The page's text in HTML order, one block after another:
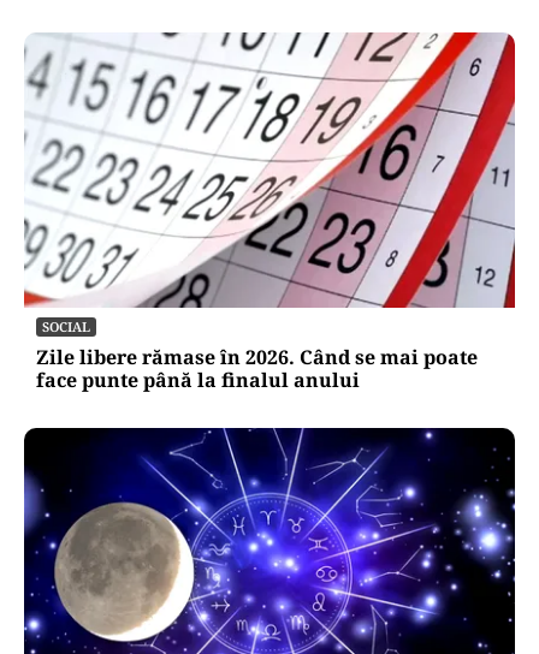
SOCIAL
Zile libere rămase în 2026. Când se mai poate
face punte până la finalul anului